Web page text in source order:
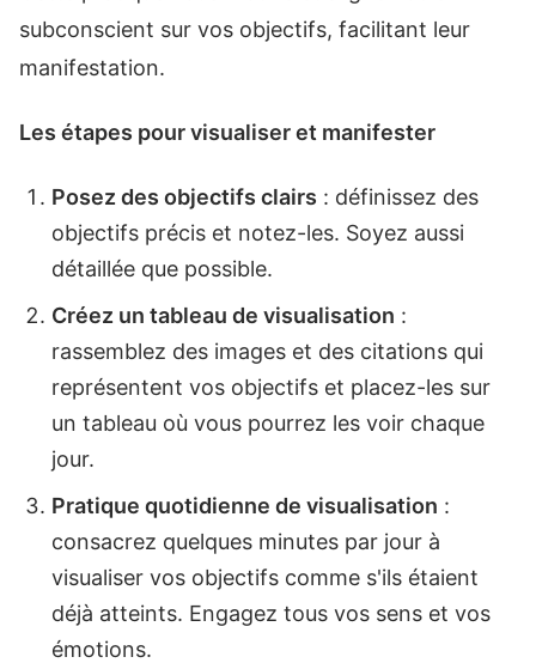
subconscient sur vos objectifs, facilitant leur
manifestation.
Les étapes pour visualiser et manifester
Posez des objectifs clairs : définissez des
objectifs précis et notez-les. Soyez aussi
détaillée que possible.
Créez un tableau de visualisation :
rassemblez des images et des citations qui
représentent vos objectifs et placez-les sur
un tableau où vous pourrez les voir chaque
jour.
Pratique quotidienne de visualisation :
consacrez quelques minutes par jour à
visualiser vos objectifs comme s'ils étaient
déjà atteints. Engagez tous vos sens et vos
émotions.